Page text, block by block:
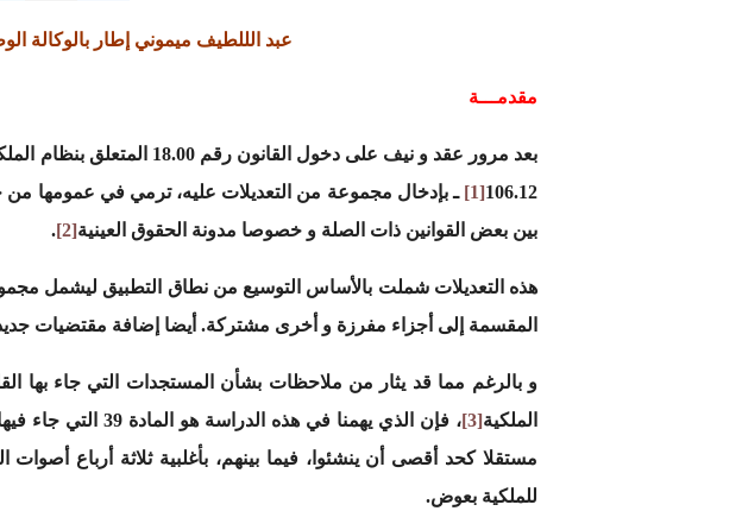
عبد الللطيف ميموني إطار بالوكالة
مقدمـــة
بعد مرور عقد و نيف على
106.12
[1]
ـ بإدخال مجموعة من التعديلات عليه، ترمي في عمومها من
بين بعض القوانين ذات الصلة و خصوصا مدونة الحقوق العينية[2]
.
هذه التعديلات شملت بالأساس التوسيع من نطاق التطبيق ليشمل
المقسمة إلى أجزاء مفرزة و أخرى مشتركة. أيضا إضافة مقتضيات
الملكية[3]
مستقلا كحد أقصى أن ينشئوا، فيما بينهم، بأغلبية ثلاثة أرباع
للملكية بعوض.